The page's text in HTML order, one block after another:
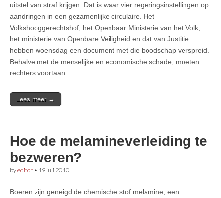
uitstel van straf krijgen. Dat is waar vier regeringsinstellingen op
aandringen in een gezamenlijke circulaire. Het
Volkshooggerechtshof, het Openbaar Ministerie van het Volk,
het ministerie van Openbare Veiligheid en dat van Justitie
hebben woensdag een document met die boodschap verspreid.
Behalve met de menselijke en economische schade, moeten
rechters voortaan…
Lees meer →
Hoe de melamineverleiding te
bezweren?
byeditor • 19 juli 2010
Boeren zijn geneigd de chemische stof melamine, een